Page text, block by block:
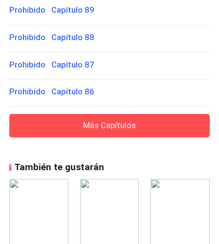
Prohibido Capítulo 89
Prohibido Capítulo 88
Prohibido Capítulo 87
Prohibido Capítulo 86
Más Capítulos
También te gustarán